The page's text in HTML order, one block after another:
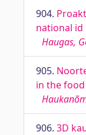
904.
national id
Haugas,
905.
in the
906. 3D